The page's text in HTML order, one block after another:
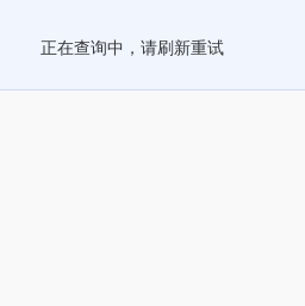
正在查询中，请刷新重试